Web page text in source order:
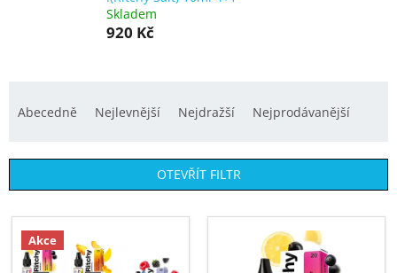
Skladem
920 Kč
e
n
Abecedně Nejlevnější Nejdražší Nejprodávanější
OTEVŘÍT FILTR
V
Akce